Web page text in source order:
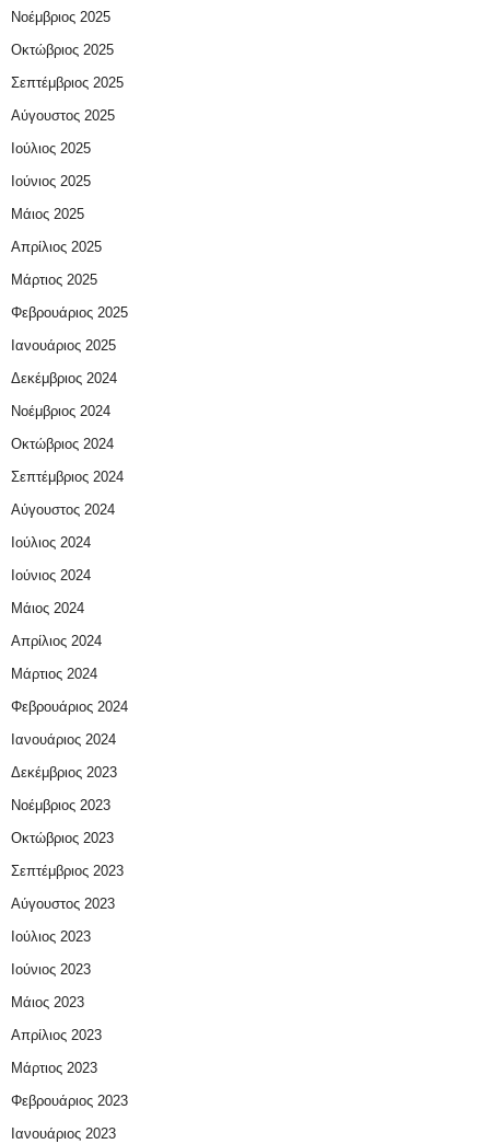
Νοέμβριος 2025
Οκτώβριος 2025
Σεπτέμβριος 2025
Αύγουστος 2025
Ιούλιος 2025
Ιούνιος 2025
Μάιος 2025
Απρίλιος 2025
Μάρτιος 2025
Φεβρουάριος 2025
Ιανουάριος 2025
Δεκέμβριος 2024
Νοέμβριος 2024
Οκτώβριος 2024
Σεπτέμβριος 2024
Αύγουστος 2024
Ιούλιος 2024
Ιούνιος 2024
Μάιος 2024
Απρίλιος 2024
Μάρτιος 2024
Φεβρουάριος 2024
Ιανουάριος 2024
Δεκέμβριος 2023
Νοέμβριος 2023
Οκτώβριος 2023
Σεπτέμβριος 2023
Αύγουστος 2023
Ιούλιος 2023
Ιούνιος 2023
Μάιος 2023
Απρίλιος 2023
Μάρτιος 2023
Φεβρουάριος 2023
Ιανουάριος 2023